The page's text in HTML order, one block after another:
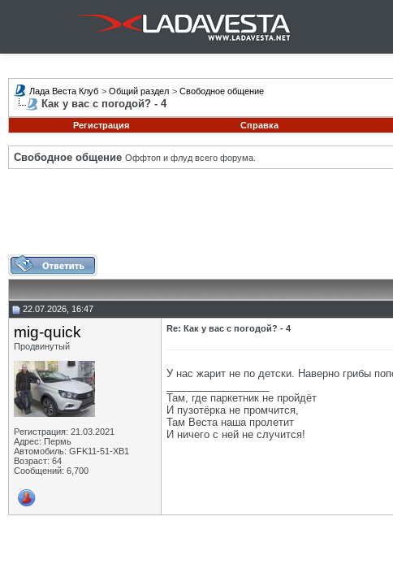
Лада Веста Клуб > Общий раздел > Свободное общение
Как у вас с погодой? - 4
Регистрация
Справка
Свободное общение Оффтоп и флуд всего форума.
22.07.2026, 16:47
mig-quick
Продвинутый
Регистрация: 21.03.2021
Адрес: Пермь
Автомобиль: GFK11-51-ХВ1
Возраст: 64
Сообщений: 6,700
Re: Как у вас с погодой? - 4
У нас жарит не по детски. Наверно грибы
Там, где паркетник не пройдёт
И пузотёрка не промчится,
Там Веста наша пролетит
И ничего с ней не случится!